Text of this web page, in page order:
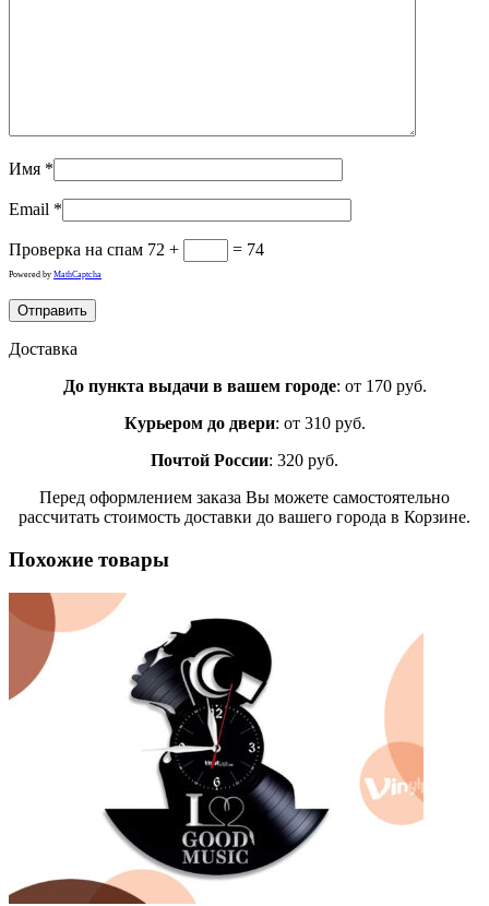
Имя *
Email *
Проверка на спам 72 + = 74
Powered by MathCaptcha
Доставка
До пункта выдачи в вашем городе: от 170 руб.
Курьером до двери: от 310 руб.
Почтой России: 320 руб.
Перед оформлением заказа Вы можете самостоятельно
рассчитать стоимость доставки до вашего города в Корзине.
Похожие товары